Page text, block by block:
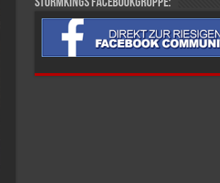
Stormkings Facebookgruppe: